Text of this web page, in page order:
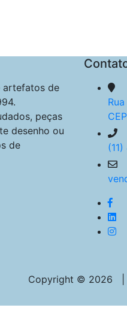
artefatos de
peças
desenho ou
de
Copyright © 2026 |